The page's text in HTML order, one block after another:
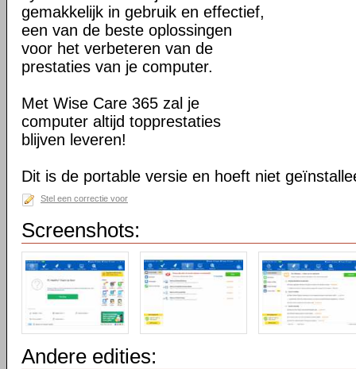
gemakkelijk in gebruik en effectief,
een van de beste oplossingen
voor het verbeteren van de
prestaties van je computer.
Met Wise Care 365 zal je
computer altijd topprestaties
blijven leveren!
Dit is de portable versie en hoeft niet
Stel een correctie voor
Screenshots:
Andere edities: